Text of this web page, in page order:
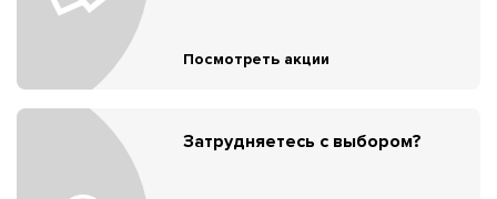
Посмотреть акции
Затрудняетесь с выбором?